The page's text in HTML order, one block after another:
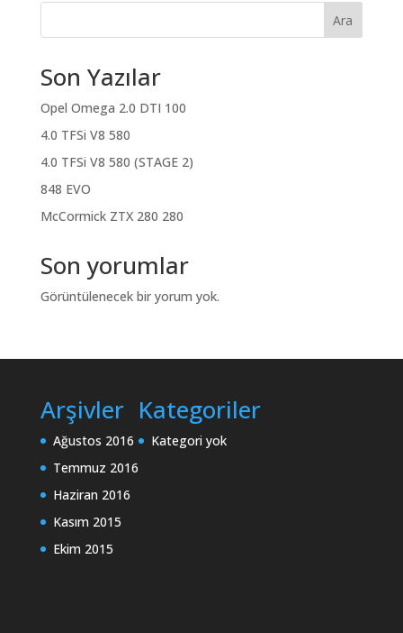
Ara
Son Yazılar
Opel Omega 2.0 DTI 100
4.0 TFSi V8 580
4.0 TFSi V8 580 (STAGE 2)
848 EVO
McCormick ZTX 280 280
Son yorumlar
Görüntülenecek bir yorum yok.
Arşivler
Ağustos 2016
Temmuz 2016
Haziran 2016
Kasım 2015
Ekim 2015
Kategoriler
Kategori yok